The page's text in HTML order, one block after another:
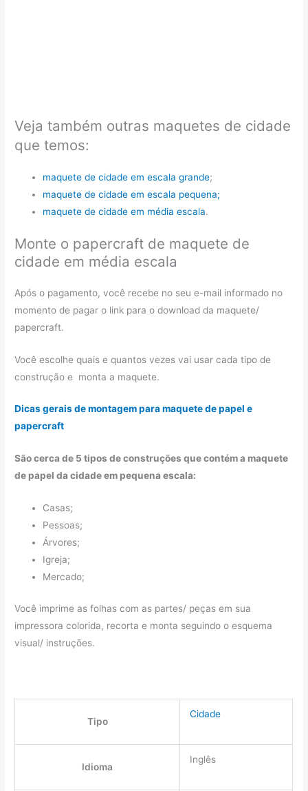
Veja também outras maquetes de cidade
que temos:
maquete de cidade em escala grande;
maquete de cidade em escala pequena;
maquete de cidade em média escala.
Monte o papercraft de maquete de
cidade em média escala
Após o pagamento, você recebe no seu e-mail informado no
momento de pagar o link para o download da maquete/
papercraft.
Você escolhe quais e quantos vezes vai usar cada tipo de
construção e monta a maquete.
Dicas gerais de montagem para maquete de papel e
papercraft
São cerca de 5 tipos de construções que contém a maquete
de papel da cidade em pequena escala:
Casas;
Pessoas;
Árvores;
Igreja;
Mercado;
Você imprime as folhas com as partes/ peças em sua
impressora colorida, recorta e monta seguindo o esquema
visual/ instruções.
Tipo
Cidade
Idioma
Inglês